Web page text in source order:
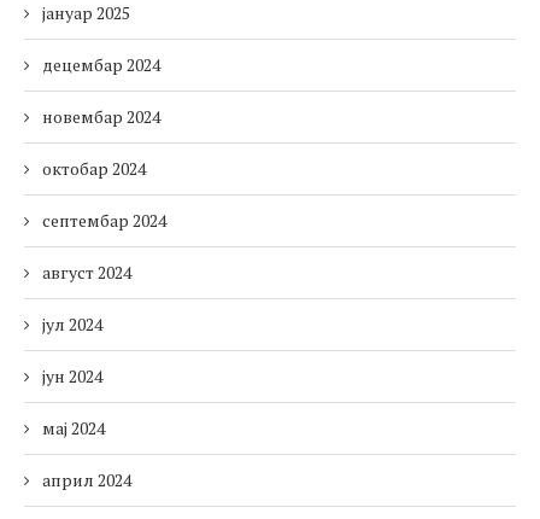
јануар 2025
децембар 2024
новембар 2024
октобар 2024
септембар 2024
август 2024
јул 2024
јун 2024
мај 2024
април 2024